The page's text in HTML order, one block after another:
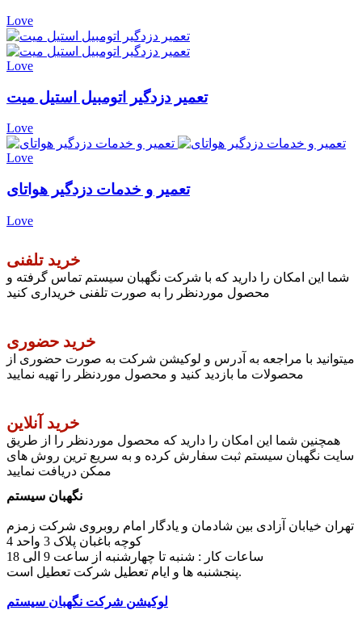
Love
Love
تعمیر دزدگیر اتومبیل استیل میت
Love
Love
تعمیر و خدمات دزدگیر هواتای
Love
خرید تلفنی
شما این امکان را دارید که با شرکت نگهبان سیستم تماس گرفته و
محصول موردنظر را به صورت تلفنی خریداری کنید
خرید حضوری
میتوانید با مراجعه به آدرس و لوکیشن شرکت به صورت حضوری از
محصولات ما بازدید کنید و محصول موردنظر را تهیه نمایید
خرید آنلاین
همچنین شما این امکان را دارید که محصول موردنظر را از طریق
سایت نگهبان سیستم ثبت سفارش کرده و به سریع ترین روش های
ممکن دریافت نمایید
نگهبان سیستم
تهران خیابان آزادی بین شادمان و یادگار امام روبروی شرکت زمزم
کوچه باغبان پلاک 3 واحد 4
پنجشنبه ها و ایام تعطیل شرکت تعطیل است.
لوکیشن شرکت نگهبان سیستم